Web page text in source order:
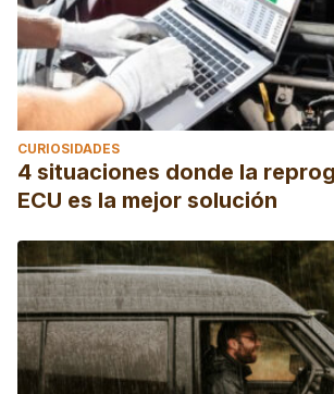
CURIOSIDADES
4 situaciones donde la
ECU es la mejor solución